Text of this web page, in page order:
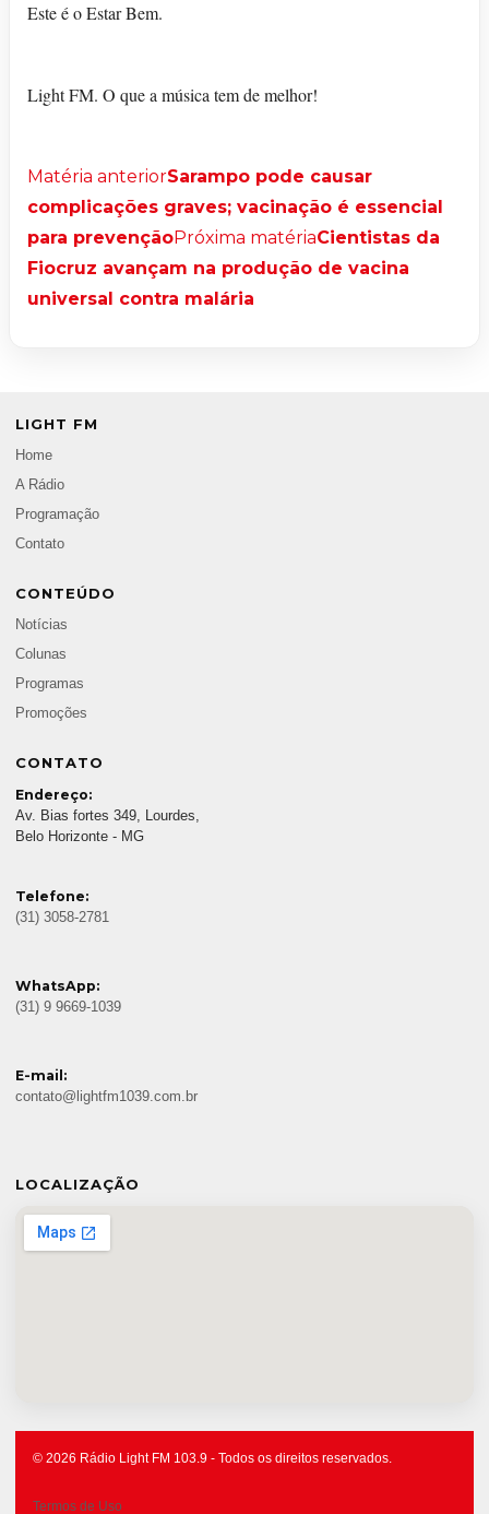
Este é o Estar Bem.
Light FM. O que a música tem de melhor!
Matéria anteriorSarampo pode causar
complicações graves; vacinação é essencial
para prevençãoPróxima matériaCientistas da
Fiocruz avançam na produção de vacina
universal contra malária
LIGHT FM
Home
A Rádio
Programação
Contato
CONTEÚDO
Notícias
Colunas
Programas
Promoções
CONTATO
Endereço:
Av. Bias fortes 349, Lourdes,
Belo Horizonte - MG
Telefone:
(31) 3058-2781
WhatsApp:
(31) 9 9669-1039
E-mail:
contato@lightfm1039.com.br
LOCALIZAÇÃO
© 2026 Rádio Light FM 103.9 - Todos os direitos reservados.
Termos de Uso